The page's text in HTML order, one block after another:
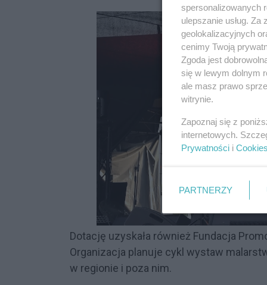
Dotację uzyskała również Fundacja
Organizacja planuje cykl wystaw
w regionie i poza nim.
spersonalizowanych
ulepszanie usług.
geolokalizacyjnych
cenimy Twoją
Zgoda jest
się w lewym dolnym
ale masz prawo
witrynie.
Zapoznaj się z
internetowych.
Prywatności i Cookies
PARTNERZY